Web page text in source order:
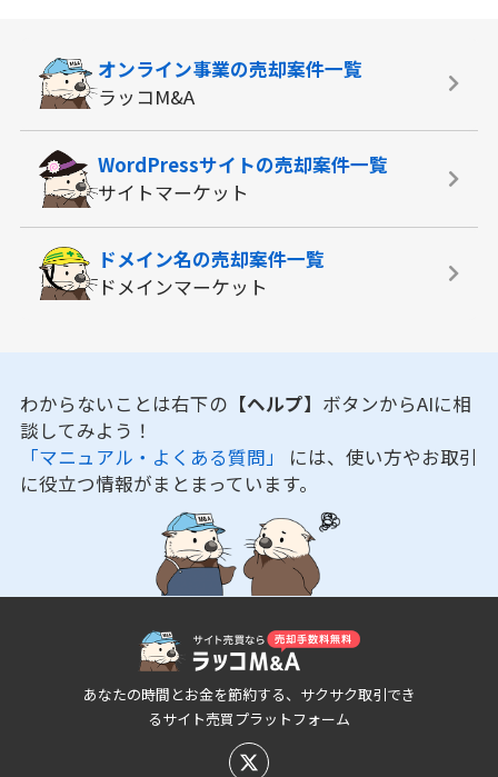
オンライン事業の売却案件一覧
ラッコM&A
WordPressサイトの売却案件一覧
サイトマーケット
ドメイン名の売却案件一覧
ドメインマーケット
わからないことは右下の 【ヘルプ】 ボタンからAIに相
談してみよう！
「マニュアル・よくある質問」 には、使い方やお取引
に役立つ情報がまとまっています。
あなたの時間とお金を節約する、サクサク取引でき
るサイト売買プラットフォーム